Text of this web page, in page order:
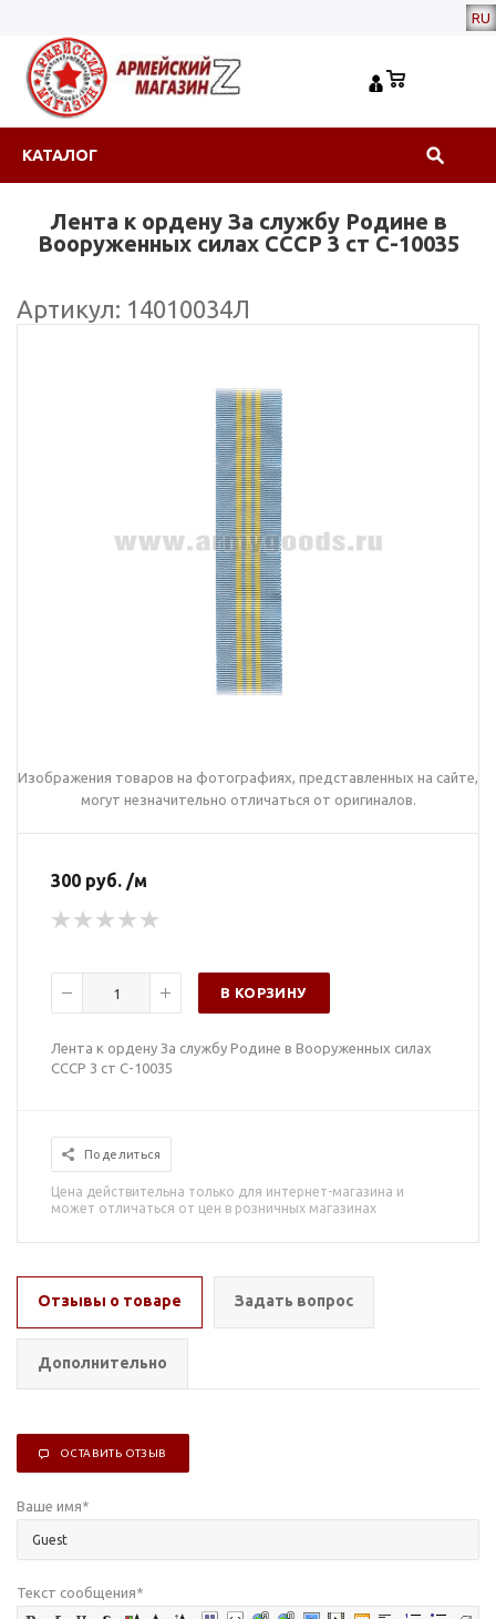
RU
КАТАЛОГ
Лента к ордену За службу Родине в
Вооруженных силах СССР 3 ст С-10035
Артикул: 14010034Л
Изображения товаров на фотографиях, представленных на сайте,
могут незначительно отличаться от оригиналов.
300 руб. /м
В КОРЗИНУ
Лента к ордену За службу Родине в Вооруженных силах
СССР 3 ст С-10035
Поделиться
Цена действительна только для интернет-магазина и
может отличаться от цен в розничных магазинах
Отзывы о товаре Задать вопрос
Дополнительно
ОСТАВИТЬ ОТЗЫВ
Ваше имя*
Текст сообщения*